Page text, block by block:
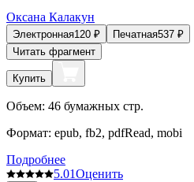
Оксана Калакун
Электронная120 ₽ Печатная537 ₽
Читать фрагмент
Купить
Объем: 46 бумажных стр.
Формат: epub, fb2, pdfRead, mobi
Подробнее
5.01Оценить